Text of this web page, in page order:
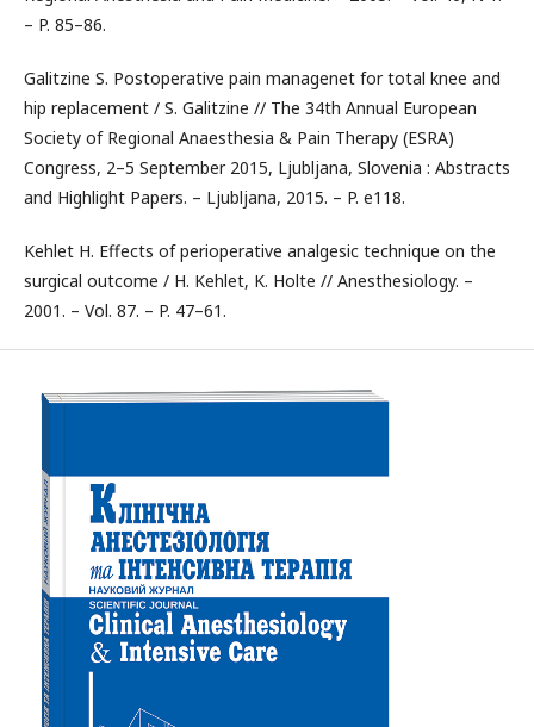
– P. 85–86.
Galitzine S. Postoperative pain managenet for total knee and
hip replacement / S. Galitzine // The 34th Annual European
Society of Regional Anaesthesia & Pain Therapy (ESRA)
Congress, 2–5 September 2015, Ljubljana, Slovenia : Abstracts
and Highlight Papers. – Ljubljana, 2015. – P. e118.
Kehlet H. Effects of perioperative analgesic technique on the
surgical outcome / H. Kehlet, K. Holte // Anesthesiology. –
2001. – Vol. 87. – P. 47–61.